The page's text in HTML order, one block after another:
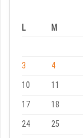
L M
3
4
10
11
17
18
24
25